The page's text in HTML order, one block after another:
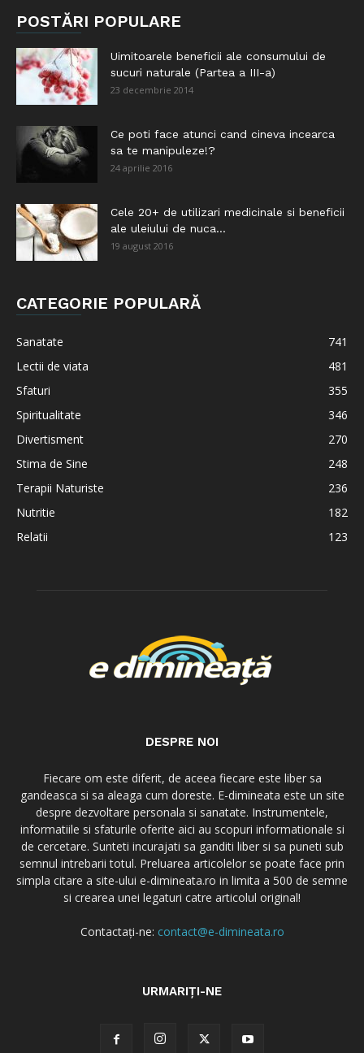
POSTĂRI POPULARE
Uimitoarele beneficii ale consumului de
sucuri naturale (Partea a III-a)
23 decembrie 2014
Ce poti face atunci cand cineva incearca
sa te manipuleze!?
24 aprilie 2016
Cele 20+ de utilizari medicinale si beneficii
ale uleiului de nuca...
19 august 2016
CATEGORIE POPULARĂ
Sanatate
741
Lectii de viata
481
Sfaturi
355
Spiritualitate
346
Divertisment
270
Stima de Sine
248
Terapii Naturiste
236
Nutritie
182
Relatii
123
DESPRE NOI
Fiecare om este diferit, de aceea fiecare este liber sa
gandeasca si sa aleaga cum doreste. E-dimineata este un site
despre dezvoltare personala si sanatate. Instrumentele,
informatiile si sfaturile oferite aici au scopuri informationale si
de cercetare. Sunteti incurajati sa ganditi liber si sa puneti sub
semnul intrebarii totul. Preluarea articolelor se poate face prin
simpla citare a site-ului e-dimineata.ro in limita a 500 de semne
si crearea unei legaturi catre articolul original!
Contactați-ne: contact@e-dimineata.ro
URMARIȚI-NE